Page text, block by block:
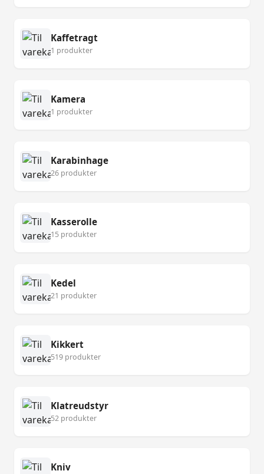
Kaffetragt
1 produkter
Kamera
1 produkter
Karabinhage
26 produkter
Kasserolle
15 produkter
Kedel
21 produkter
Kikkert
519 produkter
Klatreudstyr
52 produkter
Kniv